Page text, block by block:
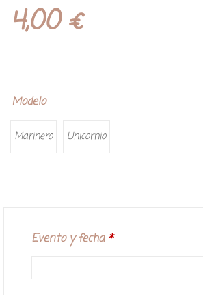
4,00€
Modelo
Marinero Unicornio
Evento y fecha *